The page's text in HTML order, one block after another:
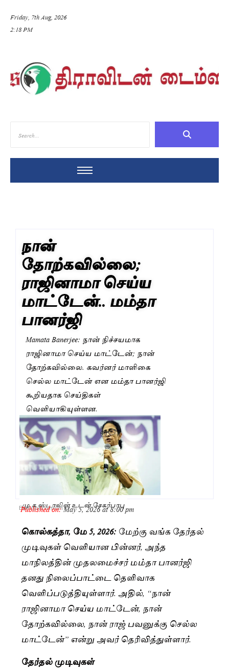
Friday, 7th Aug, 2026
2:18 PM
நான்
தோற்கவில்லை;
ராஜினாமா செய்ய
மாட்டேன்.. மம்தா
பானர்ஜி
Mamata Banerjee: நான் நிச்சயமாக
ராஜினாமா செய்ய மாட்டேன்; நான்
தோற்கவில்லை. கவர்னர் மாளிகை
செல்ல மாட்டேன் என மம்தா பானர்ஜி
கூறியதாக செய்திகள்
வெளியாகியுள்ளன.
மு.க ஸ்டாலின் உடன் சேகர்பாபு
ByJayakrishnan R
Published on:May 5, 2026 at 8:00 pm
கொல்கத்தா, மே 5, 2026: மேற்கு வங்க தேர்தல்
முடிவுகள் வெளியான பின்னர், அந்த
மாநிலத்தின் முதலமைச்சர் மம்தா பானர்ஜி
தனது நிலைப்பாட்டை தெளிவாக
வெளிப்படுத்தியுள்ளார். அதில், “நான்
ராஜினாமா செய்ய மாட்டேன், நான்
தோற்கவில்லை, நான் ராஜ் பவனுக்கு செல்ல
மாட்டேன்” என்று அவர் தெரிவித்துள்ளார்.
தேர்தல் முடிவுகள்